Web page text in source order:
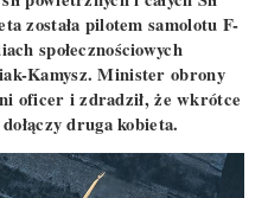
została pilotem samolotu F-
społecznościowych
Kamysz. Minister obrony
oficer i zdradził, że wkrótce
druga kobieta.